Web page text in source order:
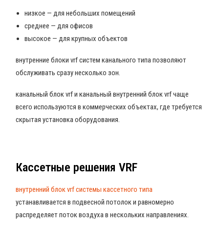
низкое — для небольших помещений
среднее — для офисов
высокое — для крупных объектов
внутренние блоки vrf систем канального типа позволяют
обслуживать сразу несколько зон.
канальный блок vrf и канальный внутренний блок vrf чаще
всего используются в коммерческих объектах, где требуется
скрытая установка оборудования.
Кассетные решения VRF
внутренний блок vrf системы кассетного типа
устанавливается в подвесной потолок и равномерно
распределяет поток воздуха в нескольких направлениях.